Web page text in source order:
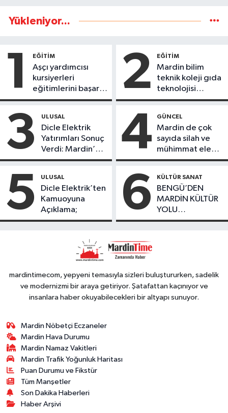
Yükleniyor...
1 EĞİTİM
Aşçı yardımcısı
kursiyerleri
eğitimlerini başarı
ile tamamladı
2 EĞİTİM
Mardin bilim
teknik koleji gıda
teknolojisi
öğrencileri
ürünlerini satarak
köydeki
çoçuklara kitap
desteğinde
bulundu
3 ULUSAL
Dicle Elektrik
Yatırımları Sonuç
Verdi: Mardin’de
Kayıp Kaçak
Düşüş
4 GÜNCEL
Mardin de çok
sayıda silah ve
mühimmat ele
geçirildi
5 ULUSAL
Dicle Elektrik’ten
Kamuoyuna
Açıklama;
6 KÜLTÜR SANAT
BENGÜ’DEN
MARDİN KÜLTÜR
YOLU
FESTIVALİ’NDE
mardintimecom, yepyeni temasıyla sizleri buluştururken, sadelik
ve modernizmi bir araya getiriyor. Şatafattan kaçınıyor ve
insanlara haber okuyabilecekleri bir altyapı sunuyor.
Mardin Nöbetçi Eczaneler
Mardin Hava Durumu
Mardin Namaz Vakitleri
Mardin Trafik Yoğunluk Haritası
Puan Durumu ve Fikstür
Tüm Manşetler
Son Dakika Haberleri
Haber Arşivi